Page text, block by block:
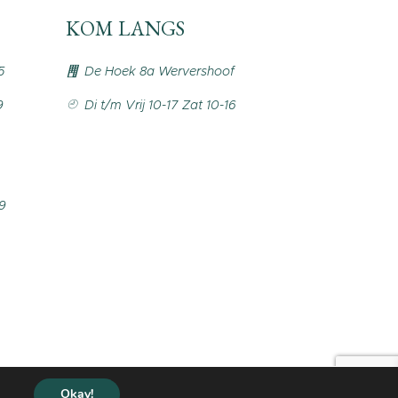
KOM LANGS
De Hoek 8a Wervershoof
Di t/m Vrij 10-17 Zat 10-16
Okay!